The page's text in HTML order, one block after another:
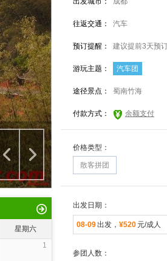
星期六
1
往返交通： 汽车
预订提醒： 建议提前3天预
游玩主题： 汽车团
途径景点： 蜀南竹海
付款方式： 余额支付
价格类型：
散客拼团
出发日期：
08-09出发， ¥520元/成人
参团人数：